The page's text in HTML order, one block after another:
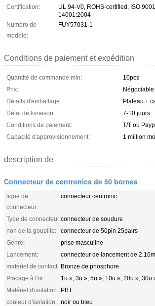
Certification:
UL 94-V0, ROHS-certified, ISO
14001:2004
Numéro de
modèle:
FUY57031-1
Conditions de paiement et expédition
Quantité de commande min:
10pcs
Prix:
Négociable
Détails d'emballage:
Plateau +
Délai de livraison:
7-10 jours
Conditions de paiement:
T/T ou
Capacité d'approvisionnement:
1 million
description de
Connecteur de centronics de 50 bornes
ligne de
connecteur:
connecteur centronic
Type de connecteur:connecteur de soudure
non de la goupille:
connecteur de 50pin 25pairs
Genre:
prise masculine
Lancement:
connecteur de lancement de
matériel de contact: Bronze de phosphore
Placage à l'or:
1u », 3u », 5u », 10u », 20u », 30u
Matériel d'isolation: PBT
couleur d'isolation: noir ou bleu